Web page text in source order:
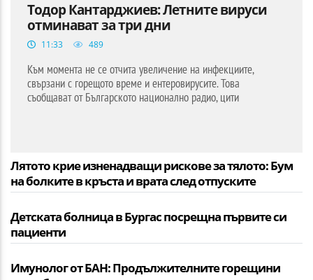
Тодор Кантарджиев: Летните вируси
отминават за три дни
11:33 489
Към момента не се отчита увеличение на инфекциите,
свързани с горещото време и ентеровирусите. Това
съобщават от Българското национално радио, цити
Лятото крие изненадващи рискове за тялото: Бум
на болките в кръста и врата след отпуските
Детската болница в Бургас посрещна първите си
пациенти
Имунолог от БАН: Продължителните горещини